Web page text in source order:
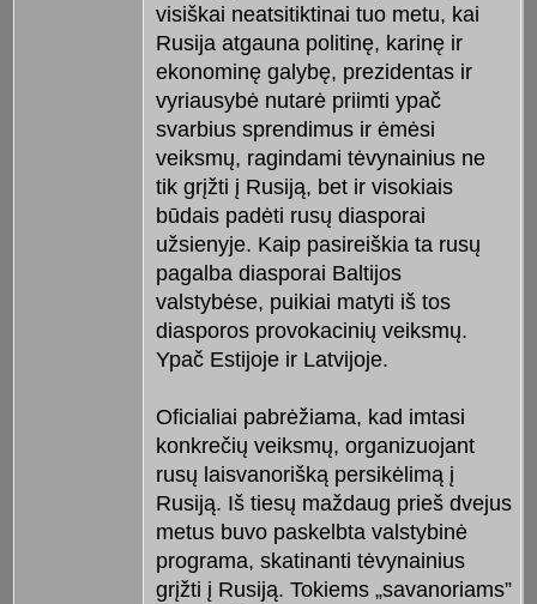
visiškai neatsitiktinai tuo metu, kai
Rusija atgauna politinę, karinę ir
ekonominę galybę, prezidentas ir
vyriausybė nutarė priimti ypač
svarbius sprendimus ir ėmėsi
veiksmų, ragindami tėvynainius ne
tik grįžti į Rusiją, bet ir visokiais
būdais padėti rusų diasporai
užsienyje. Kaip pasireiškia ta rusų
pagalba diasporai Baltijos
valstybėse, puikiai matyti iš tos
diasporos provokacinių veiksmų.
Ypač Estijoje ir Latvijoje.
Oficialiai pabrėžiama, kad imtasi
konkrečių veiksmų, organizuojant
rusų laisvanorišką persikėlimą į
Rusiją. Iš tiesų maždaug prieš dvejus
metus buvo paskelbta valstybinė
programa, skatinanti tėvynainius
grįžti į Rusiją. Tokiems „savanoriams”